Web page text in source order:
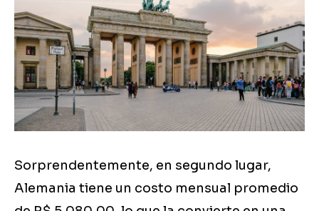
Sorprendentemente, en segundo lugar,
Alemania tiene un costo mensual promedio